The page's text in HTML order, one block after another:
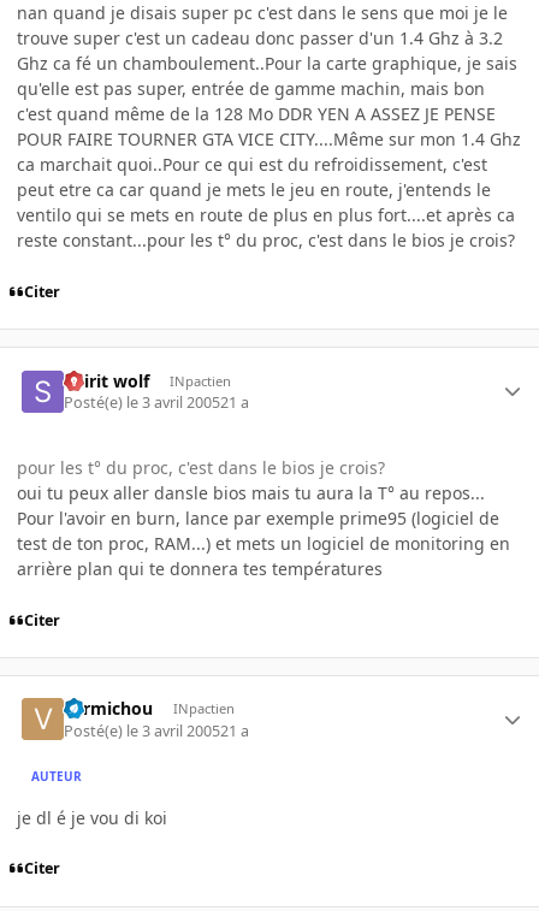
nan quand je disais super pc c'est dans le sens que moi je le
trouve super c'est un cadeau donc passer d'un 1.4 Ghz à 3.2
Ghz ca fé un chamboulement..Pour la carte graphique, je sais
qu'elle est pas super, entrée de gamme machin, mais bon
c'est quand même de la 128 Mo DDR YEN A ASSEZ JE PENSE
POUR FAIRE TOURNER GTA VICE CITY....Même sur mon 1.4 Ghz
ca marchait quoi..Pour ce qui est du refroidissement, c'est
peut etre ca car quand je mets le jeu en route, j'entends le
ventilo qui se mets en route de plus en plus fort....et après ca
reste constant...pour les t° du proc, c'est dans le bios je crois?
Citer
Spirit wolf INpactien
Posté(e) le 3 avril 200521 a
pour les t° du proc, c'est dans le bios je crois?
oui tu peux aller dansle bios mais tu aura la T° au repos...
Pour l'avoir en burn, lance par exemple prime95 (logiciel de
test de ton proc, RAM...) et mets un logiciel de monitoring en
arrière plan qui te donnera tes températures
Citer
vermichou INpactien
Posté(e) le 3 avril 200521 a
AUTEUR
je dl é je vou di koi
Citer